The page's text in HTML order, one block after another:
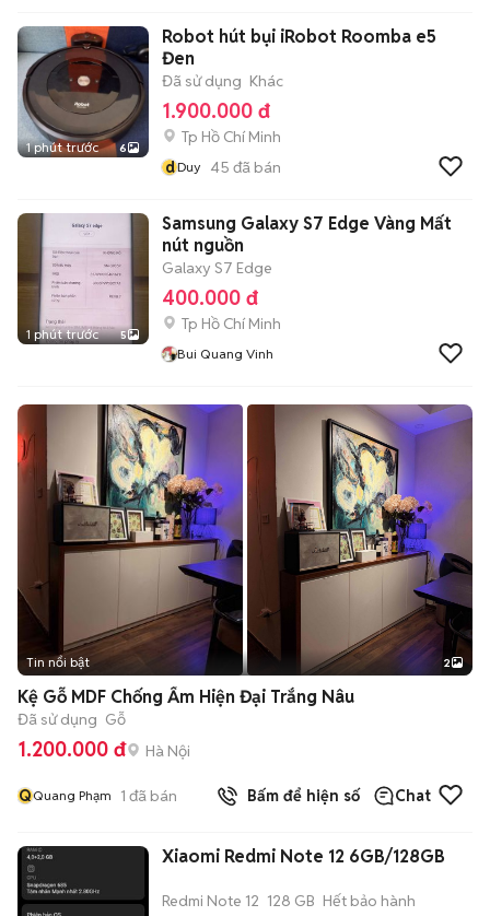
1 phút trước 6
Robot hút bụi iRobot Roomba e5
Đen
Đã sử dụng Khác
1.900.000 đ
Tp Hồ Chí Minh
dDuy 45 đã bán
1 phút trước 5
Samsung Galaxy S7 Edge Vàng Mất
nút nguồn
Galaxy S7 Edge
400.000 đ
Tp Hồ Chí Minh
Bui Quang Vinh
Tin nổi bật 2
Kệ Gỗ MDF Chống Ẩm Hiện Đại Trắng Nâu
Đã sử dụng Gỗ
1.200.000 đ Hà Nội
QQuang Phạm 1 đã bán Bấm để hiện số Chat
Xiaomi Redmi Note 12 6GB/128GB
Redmi Note 12 128 GB Hết bảo hành